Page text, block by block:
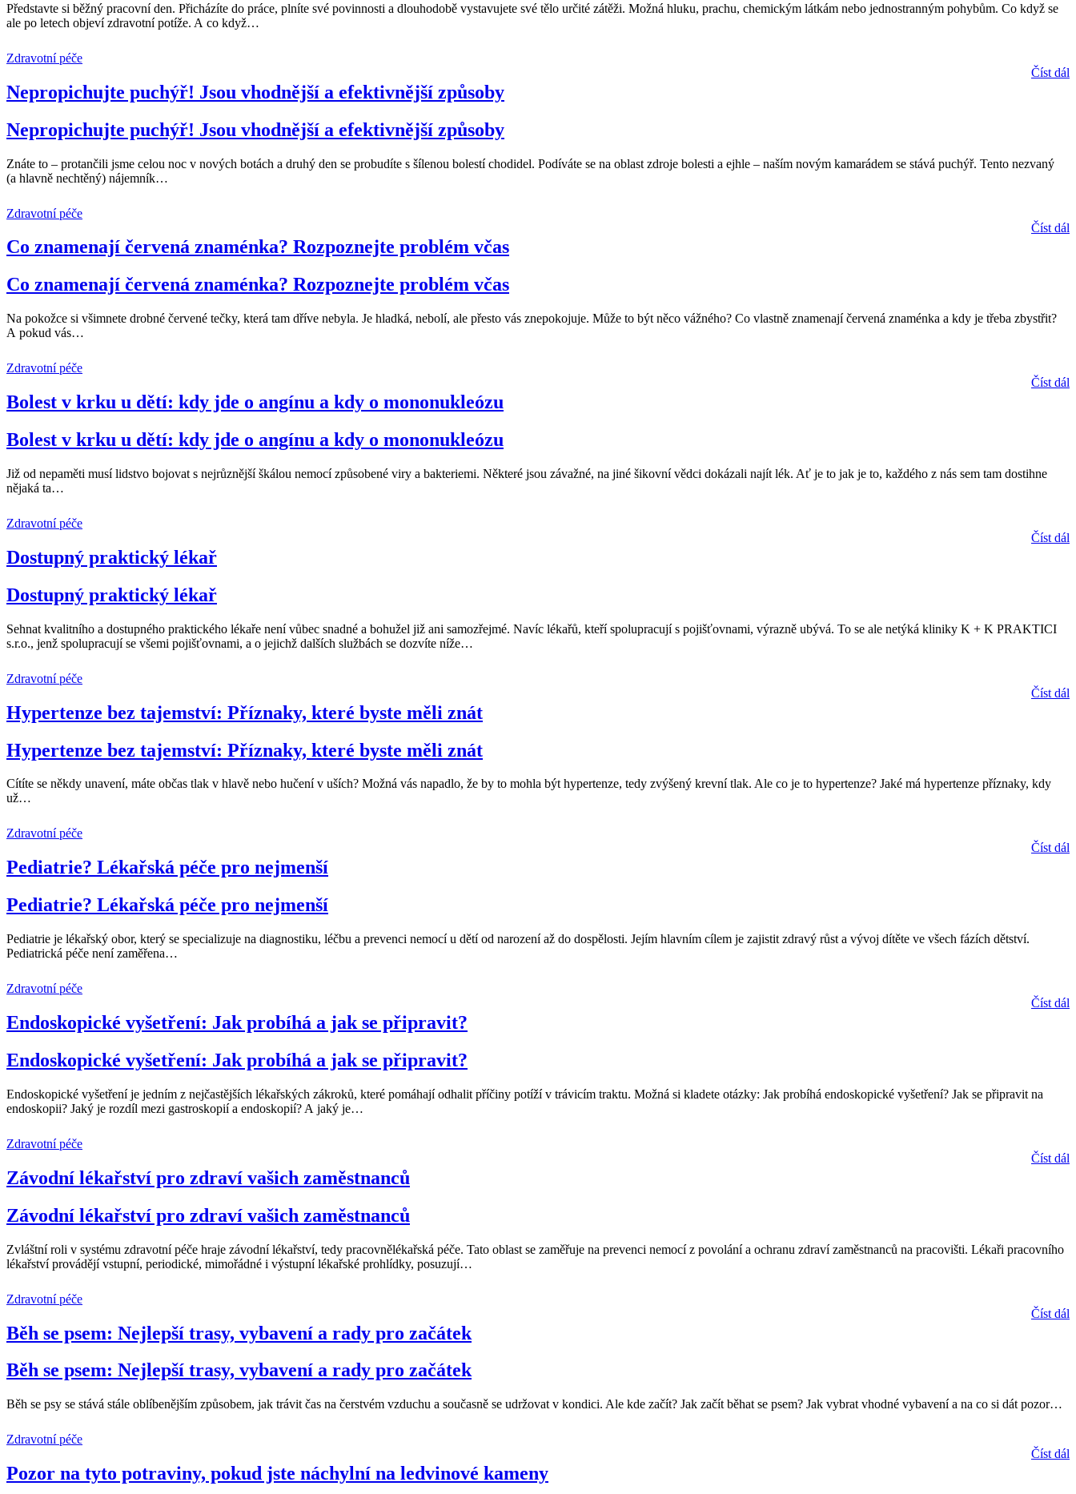
Představte si běžný pracovní den. Přicházíte do práce, plníte své povinnosti a dlouhodobě vystavujete své tělo určité zátěži. Možná hluku, prachu, chemickým látkám nebo jednostranným pohybům. Co když se
ale po letech objeví zdravotní potíže. A co když…
Zdravotní péče
Číst dál
Nepropichujte puchýř! Jsou vhodnější a efektivnější způsoby
Nepropichujte puchýř! Jsou vhodnější a efektivnější způsoby
Znáte to – protančili jsme celou noc v nových botách a druhý den se probudíte s šílenou bolestí chodidel. Podíváte se na oblast zdroje bolesti a ejhle – naším novým kamarádem se stává puchýř. Tento nezvaný
(a hlavně nechtěný) nájemník…
Zdravotní péče
Číst dál
Co znamenají červená znaménka? Rozpoznejte problém včas
Co znamenají červená znaménka? Rozpoznejte problém včas
Na pokožce si všimnete drobné červené tečky, která tam dříve nebyla. Je hladká, nebolí, ale přesto vás znepokojuje. Může to být něco vážného? Co vlastně znamenají červená znaménka a kdy je třeba zbystřit?
A pokud vás…
Zdravotní péče
Číst dál
Bolest v krku u dětí: kdy jde o angínu a kdy o mononukleózu
Bolest v krku u dětí: kdy jde o angínu a kdy o mononukleózu
Již od nepaměti musí lidstvo bojovat s nejrůznější škálou nemocí způsobené viry a bakteriemi. Některé jsou závažné, na jiné šikovní vědci dokázali najít lék. Ať je to jak je to, každého z nás sem tam dostihne
nějaká ta…
Zdravotní péče
Číst dál
Dostupný praktický lékař
Dostupný praktický lékař
Sehnat kvalitního a dostupného praktického lékaře není vůbec snadné a bohužel již ani samozřejmé. Navíc lékařů, kteří spolupracují s pojišťovnami, výrazně ubývá. To se ale netýká kliniky K + K PRAKTICI
s.r.o., jenž spolupracují se všemi pojišťovnami, a o jejichž dalších službách se dozvíte níže…
Zdravotní péče
Číst dál
Hypertenze bez tajemství: Příznaky, které byste měli znát
Hypertenze bez tajemství: Příznaky, které byste měli znát
Cítíte se někdy unavení, máte občas tlak v hlavě nebo hučení v uších? Možná vás napadlo, že by to mohla být hypertenze, tedy zvýšený krevní tlak. Ale co je to hypertenze? Jaké má hypertenze příznaky, kdy
už…
Zdravotní péče
Číst dál
Pediatrie? Lékařská péče pro nejmenší
Pediatrie? Lékařská péče pro nejmenší
Pediatrie je lékařský obor, který se specializuje na diagnostiku, léčbu a prevenci nemocí u dětí od narození až do dospělosti. Jejím hlavním cílem je zajistit zdravý růst a vývoj dítěte ve všech fázích dětství.
Pediatrická péče není zaměřena…
Zdravotní péče
Číst dál
Endoskopické vyšetření: Jak probíhá a jak se připravit?
Endoskopické vyšetření: Jak probíhá a jak se připravit?
Endoskopické vyšetření je jedním z nejčastějších lékařských zákroků, které pomáhají odhalit příčiny potíží v trávicím traktu. Možná si kladete otázky: Jak probíhá endoskopické vyšetření? Jak se připravit na
endoskopii? Jaký je rozdíl mezi gastroskopií a endoskopií? A jaký je…
Zdravotní péče
Číst dál
Závodní lékařství pro zdraví vašich zaměstnanců
Závodní lékařství pro zdraví vašich zaměstnanců
Zvláštní roli v systému zdravotní péče hraje závodní lékařství, tedy pracovnělékařská péče. Tato oblast se zaměřuje na prevenci nemocí z povolání a ochranu zdraví zaměstnanců na pracovišti. Lékaři pracovního
lékařství provádějí vstupní, periodické, mimořádné i výstupní lékařské prohlídky, posuzují…
Zdravotní péče
Číst dál
Běh se psem: Nejlepší trasy, vybavení a rady pro začátek
Běh se psem: Nejlepší trasy, vybavení a rady pro začátek
Běh se psy se stává stále oblíbenějším způsobem, jak trávit čas na čerstvém vzduchu a současně se udržovat v kondici. Ale kde začít? Jak začít běhat se psem? Jak vybrat vhodné vybavení a na co si dát pozor…
Zdravotní péče
Číst dál
Pozor na tyto potraviny, pokud jste náchylní na ledvinové kameny